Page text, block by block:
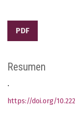
PDF
Resumen
.
https://doi.org/